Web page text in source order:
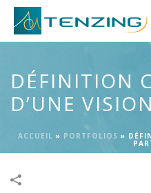
DÉFINITION
D’UNE
ACCUEIL » PORTFOLIOS »